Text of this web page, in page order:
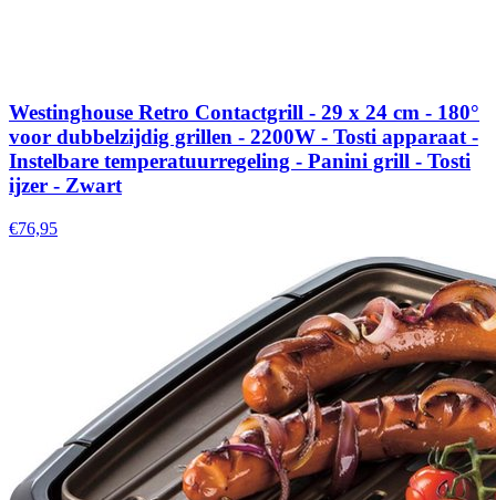
Westinghouse Retro Contactgrill - 29 x 24 cm - 180°
voor dubbelzijdig grillen - 2200W - Tosti apparaat -
Instelbare temperatuurregeling - Panini grill - Tosti
ijzer - Zwart
€76,95